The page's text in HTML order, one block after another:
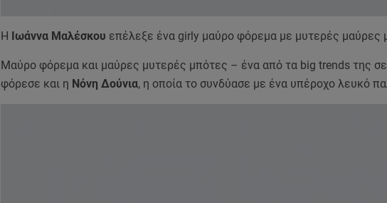
Η Ιωάννα Μαλέσκου επέλεξε ένα girly μαύρο φόρεμα με μυτερές μαύρες
Μαύρο φόρεμα και μαύρες μυτερές μπότες – ένα από τα big trends της
φόρεσε και η Νόνη Δούνια, η οποία το συνδύασε με ένα υπέροχο λευκό